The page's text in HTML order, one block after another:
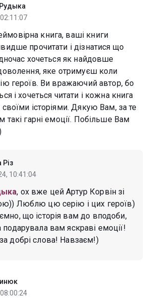
книга, ваші книги
прочитати і дізнатися що
хочеться як найдовше
яке отримуєш коли
героїв. Ви вражаючий автор, бо
і хочеться читати і кожна книга
своїми історіями. Дякую Вам, за те
такі гарні емоції. Побільше Вам
10:41:04
, ох вже цей Артур Корвін зі
Люблю цю серію і цих героїв)
що історія вам до вподоби,
вам яскраві емоції!
добрі слова! Навзаєм!)